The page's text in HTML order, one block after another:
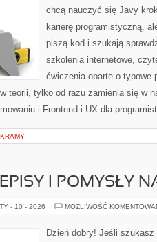
chcą nauczyć się Javy
karierę programistyczną,
piszą kod i szukają
szkolenia internetowe,
ćwiczenia oparte o typowe
teorii, tylko od razu zamienia się w
i Frontend i UX dla
I POMYSŁY
- 10 - 2026 MOŻLIWOŚĆ
Dzień dobry! Jeśli